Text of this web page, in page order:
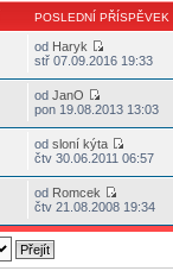
POSLEDNÍ PŘÍSPĚVEK
od Haryk
stř 07.09.2016 19:33
odJanO
pon 19.08.2013 13:03
odsloní kýta
čtv 30.06.2011 06:57
od Romcek
čtv 21.08.2008 19:34